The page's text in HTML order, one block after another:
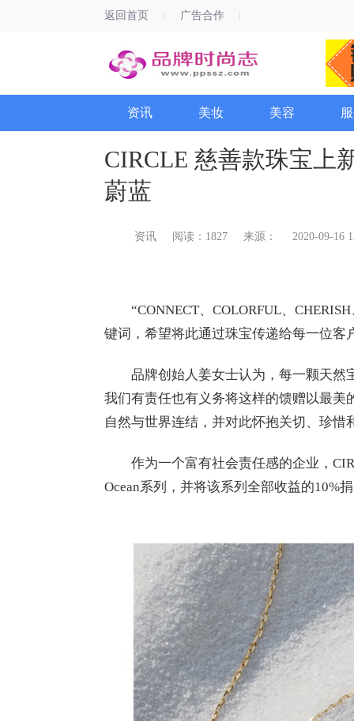
返回首页 广告合作
资讯 美妆 美容
CIRCLE 慈善款珠宝上
蔚蓝
资讯 阅读：1827 来源： 2020-09-16
“CONNECT、COLORFUL、CHERISH
键词，希望将此通过珠宝传递给每一位客
品牌创始人姜女士认为，每一颗天然宝
我们有责任也有义务将这样的馈赠以最美
自然与世界连结，并对此怀抱关切、珍惜
作为一个富有社会责任感的企业，
Ocean系列，并将该系列全部收益的10%